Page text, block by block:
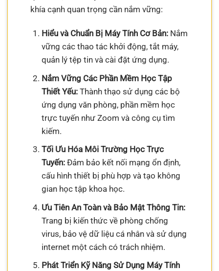
khía cạnh quan trọng cần nắm vững:
Hiểu và Chuẩn Bị Máy Tính Cơ Bản:Nắm
vững các thao tác khởi động, tắt máy,
quản lý tệp tin và cài đặt ứng dụng.
Nắm Vững Các Phần Mềm Học Tập
Thiết Yếu:Thành thạo sử dụng các bộ
ứng dụng văn phòng, phần mềm học
trực tuyến như Zoom và công cụ tìm
kiếm.
Tối Ưu Hóa Môi Trường Học Trực
Tuyến:Đảm bảo kết nối mạng ổn định,
cấu hình thiết bị phù hợp và tạo không
gian học tập khoa học.
Ưu Tiên An Toàn và Bảo Mật Thông Tin:
Trang bị kiến thức về phòng chống
virus, bảo vệ dữ liệu cá nhân và sử dụng
internet một cách có trách nhiệm.
Phát Triển Kỹ Năng Sử Dụng Máy Tính